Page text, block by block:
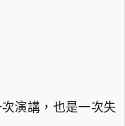
演講，也是一次失